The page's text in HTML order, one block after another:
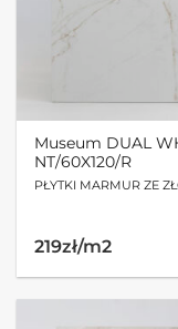
Museum DUAL
NT/60X120/R
PŁYTKI MARMUR ZE
219zł/m2